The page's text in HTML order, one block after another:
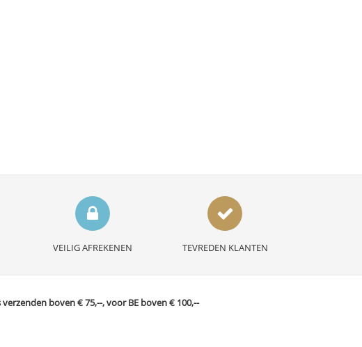
VEILIG AFREKENEN TEVREDEN KLANTEN
boven € 75,--, voor BE boven € 100,--